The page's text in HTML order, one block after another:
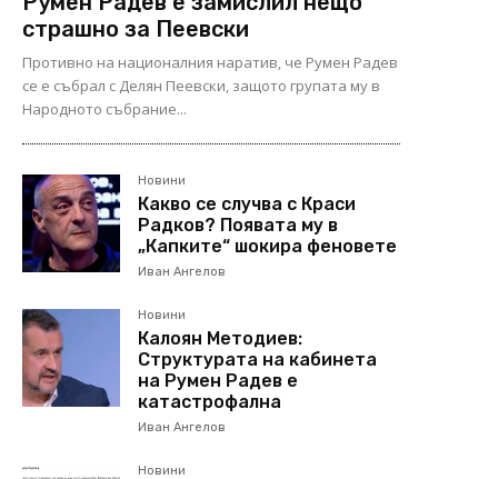
страшно за Пеевски
Противно на националния наратив, че Румен Радев
се е събрал с Делян Пеевски, защото групата му в
Народното събрание...
Новини
Какво се случва с Краси
Радков? Появата му в
„Капките“ шокира феновете
Иван Ангелов
Новини
Калоян Методиев:
Структурата на кабинета
на Румен Радев е
катастрофална
Иван Ангелов
Новини